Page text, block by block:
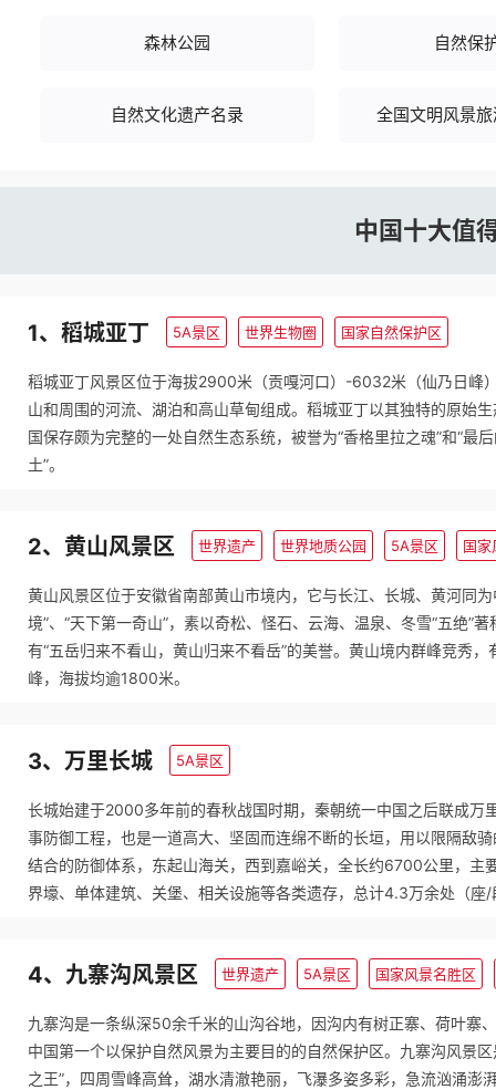
森林公园 自然保
自然文化遗产名录 全国文明风景
中国十大值
1、稻城亚丁 5A景区 世界生物圈 国家自然保护区
稻城亚丁风景区位于海拔2900米（贡嘎河口）-6032米（仙乃日峰
山和周围的河流、湖泊和高山草甸组成。稻城亚丁以其独特的原始
国保存颇为完整的一处自然生态系统，被誉为“香格里拉之魂”和“最
土”。
2、黄山风景区 世界遗产 世界地质公园 5A景区 国家
黄山风景区位于安徽省南部黄山市境内，它与长江、长城、黄河同
境”、“天下第一奇山”，素以奇松、怪石、云海、温泉、冬雪“五绝”
有“五岳归来不看山，黄山归来不看岳”的美誉。黄山境内群峰竞秀
峰，海拔均逾1800米。
3、万里长城 5A景区
长城始建于2000多年前的春秋战国时期，秦朝统一中国之后联成
事防御工程，也是一道高大、坚固而连绵不断的长垣，用以限隔敌
结合的防御体系，东起山海关，西到嘉峪关，全长约6700公里，
界壕、单体建筑、关堡、相关设施等各类遗存，总计4.3万余处（座/
4、九寨沟风景区 世界遗产 5A景区 国家风景名胜区
九寨沟是一条纵深50余千米的山沟谷地，因沟内有树正寨、荷叶寨
中国第一个以保护自然风景为主要目的的自然保护区。九寨沟风景
之王”，四周雪峰高耸，湖水清澈艳丽，飞瀑多姿多彩，急流汹涌